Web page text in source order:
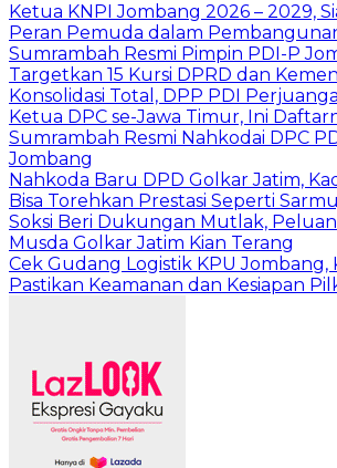
Ketua KNPI Jombang 2026 – 2029,
Peran Pemuda dalam
Sumrambah Resmi Pimpin PDI-P
Targetkan 15 Kursi DPRD dan
Konsolidasi Total, DPP PDI
Ketua DPC se-Jawa Timur, Ini
Sumrambah Resmi Nahkodai DPC
Jombang
Nahkoda Baru DPD Golkar Jatim,
Bisa Torehkan Prestasi Seperti
Soksi Beri Dukungan Mutlak,
Musda Golkar Jatim Kian Terang
Cek Gudang Logistik KPU Jombang,
Pastikan Keamanan dan Kesiapan